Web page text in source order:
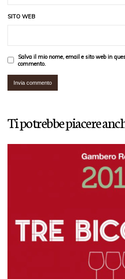
SITO WEB
Salva il mio nome, email e sito web in
commento.
Ti potrebbe piacere